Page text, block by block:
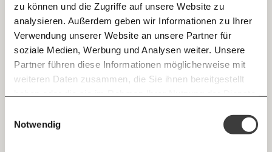
zu können und die Zugriffe auf unsere Website zu
analysieren. Außerdem geben wir Informationen zu Ihrer
Verwendung unserer Website an unsere Partner für
soziale Medien, Werbung und Analysen weiter. Unsere
Partner führen diese Informationen möglicherweise mit
weiteren Daten zusammen, die Sie ihnen bereitgestellt
Notwendig
Immer auf dem Laufenden
bleiben mit unseren gratis
E-Mail-Newslettern!
Ich werde Fördermitglied* …
Whatsapp
Fickert kämpfte ihr Leben lang an mehreren Fronten
für die Gleichberechtigung der Frau. Fickert war
1883 aus der Kirche ausgetreten - für eine
und forderte einen Unterricht, bei dem Konfessionen
keine Bedeutung hatten. Immer wieder reichte sie